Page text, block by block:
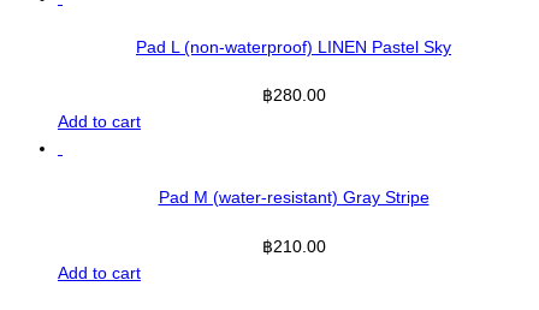
Pad L (non-waterproof) LINEN Pastel Sky
฿280.00
Add to cart
Pad M (water-resistant) Gray Stripe
฿210.00
Add to cart